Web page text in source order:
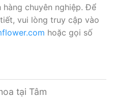
chuyên nghiệp. Để
vui lòng truy cập vào
hoặc gọi số
tại Tâm